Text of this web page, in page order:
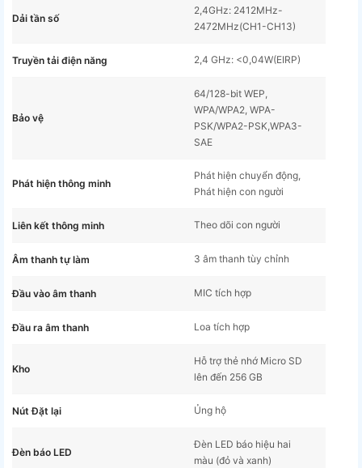
Dải tần số
2,4GHz: 2412MHz-
2472MHz(CH1-CH13)
Truyền tải điện năng 2,4 GHz: <0,04W(EIRP)
Bảo vệ
64/128-bit WEP,
WPA/WPA2, WPA-
PSK/WPA2-PSK,WPA3-
SAE
Phát hiện thông minh
Phát hiện chuyển động,
Phát hiện con người
Liên kết thông minh Theo dõi con người
Âm thanh tự làm 3 âm thanh tùy chỉnh
Đầu vào âm thanh MIC tích hợp
Đầu ra âm thanh Loa tích hợp
Kho
Hỗ trợ thẻ nhớ Micro SD
lên đến 256 GB
Nút Đặt lại Ủng hộ
Đèn báo LED
Đèn LED báo hiệu hai
màu (đỏ và xanh)